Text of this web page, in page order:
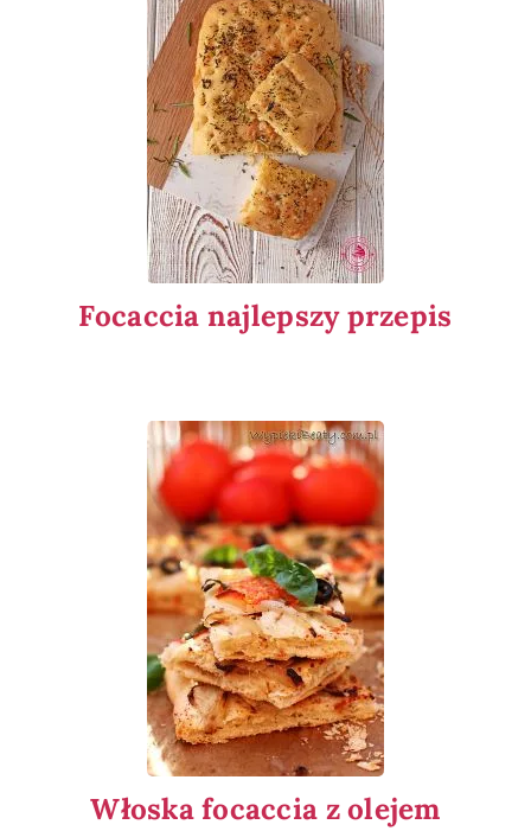
Focaccia najlepszy przepis
Włoska focaccia z olejem